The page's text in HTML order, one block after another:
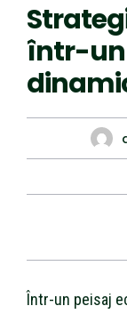
într-un
Într-un peisaj